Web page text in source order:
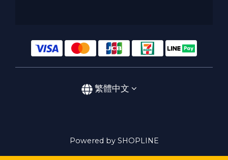
繁體中文
Powered by SHOPLINE